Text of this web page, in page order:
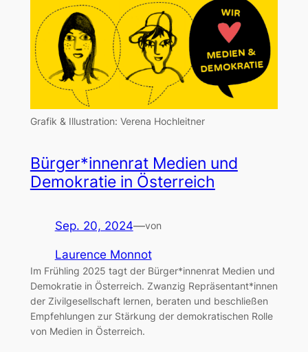
Grafik & Illustration: Verena Hochleitner
Bürger*innenrat Medien und
Demokratie in Österreich
Sep. 20, 2024—von
Laurence Monnot
Im Frühling 2025 tagt der Bürger*innenrat Medien und
Demokratie in Österreich. Zwanzig Repräsentant*innen
der Zivilgesellschaft lernen, beraten und beschließen
Empfehlungen zur Stärkung der demokratischen Rolle
von Medien in Österreich.